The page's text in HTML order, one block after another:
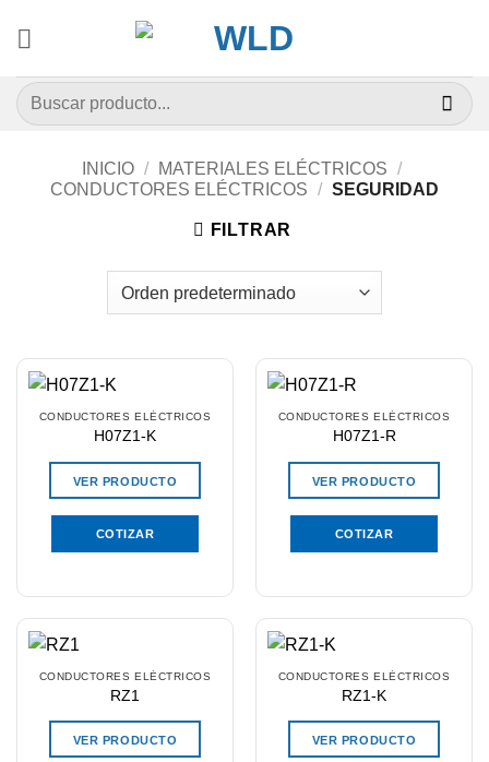
Buscar
por:
INICIO / MATERIALES ELÉCTRICOS /
CONDUCTORES ELÉCTRICOS / SEGURIDAD
FILTRAR
CONDUCTORES ELÉCTRICOS
H07Z1-K
VER PRODUCTO
COTIZAR
CONDUCTORES ELÉCTRICOS
H07Z1-R
VER PRODUCTO
COTIZAR
CONDUCTORES ELÉCTRICOS
RZ1
VER PRODUCTO
CONDUCTORES ELÉCTRICOS
RZ1-K
VER PRODUCTO